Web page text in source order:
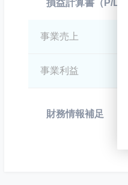
損益計算書（P/L）
事業売上
事業利益
財務情報補足